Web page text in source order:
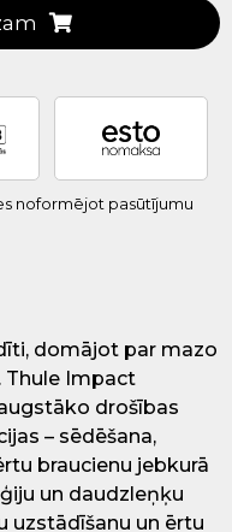
noformējot pasūtījumu
domājot par mazo
Thule Impact
drošības
– sēdēšana,
braucienu jebkurā
un daudzleņķu
uzstādīšanu un ērtu